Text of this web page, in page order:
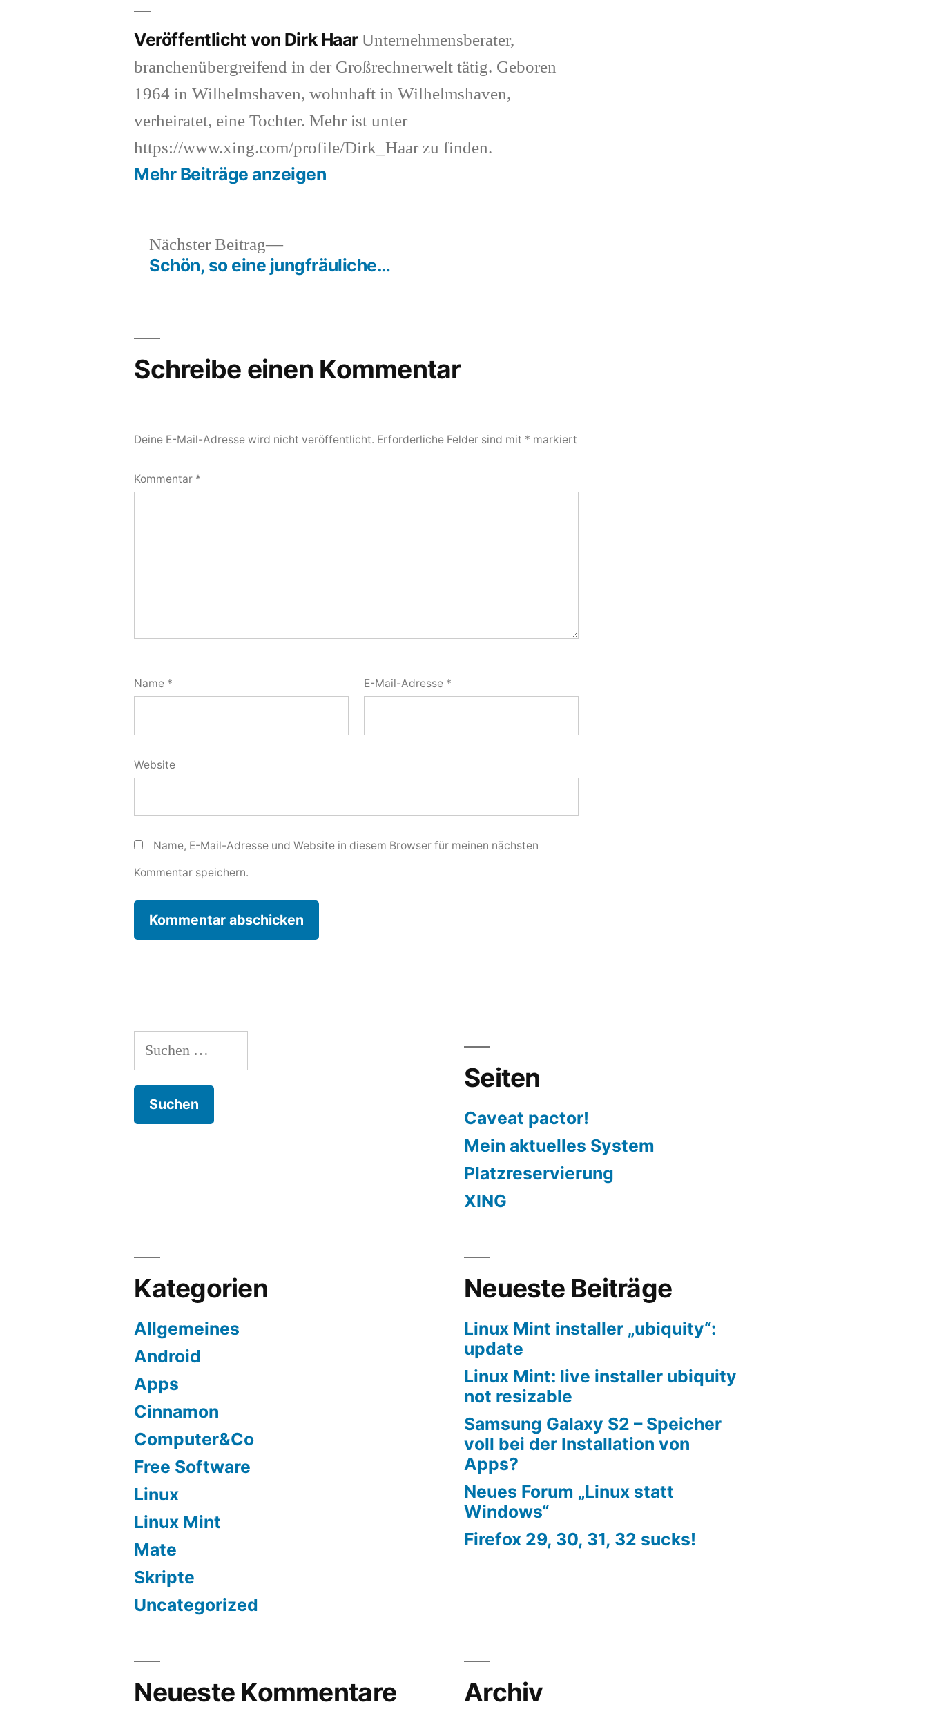
Veröffentlicht von Dirk HaarUnternehmensberater,
branchenübergreifend in der Großrechnerwelt tätig. Geboren
1964 in Wilhelmshaven, wohnhaft in Wilhelmshaven,
verheiratet, eine Tochter. Mehr ist unter
https://www.xing.com/profile/Dirk_Haar zu finden.
Mehr Beiträge anzeigen
Beitragsnavigation
Nächster Beitrag
Nächster
Beitrag:
Schön, so eine jungfräuliche…
Schreibe einen Kommentar
Deine E-Mail-Adresse wird nicht veröffentlicht. Erforderliche Felder sind mit * markiert
Kommentar *
Name * E-Mail-Adresse *
Website
Name, E-Mail-Adresse und Website in diesem Browser für meinen nächsten
Kommentar speichern.
Suchen
nach:
Seiten
Caveat pactor!
Mein aktuelles System
Platzreservierung
XING
Kategorien
Allgemeines
Android
Apps
Cinnamon
Computer&Co
Free Software
Linux
Linux Mint
Mate
Skripte
Uncategorized
Neueste Beiträge
Linux Mint installer „ubiquity“:
update
Linux Mint: live installer ubiquity
not resizable
Samsung Galaxy S2 – Speicher
voll bei der Installation von
Apps?
Neues Forum „Linux statt
Windows“
Firefox 29, 30, 31, 32 sucks!
Neueste Kommentare Archiv